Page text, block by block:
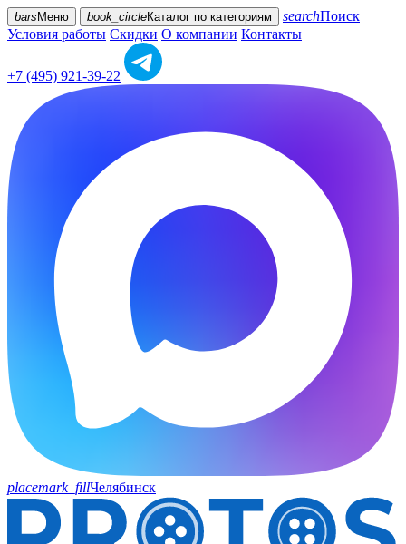
bars Меню book_circleКаталог по категориям searchПоиск
Условия работы Скидки О компании Контакты
+7 (495) 921-39-22
placemark_fillЧелябинск